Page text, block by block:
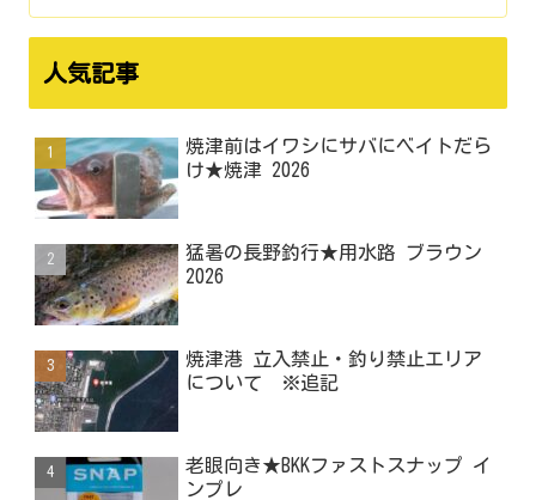
人気記事
焼津前はイワシにサバにベイトだら
け★焼津 2026
猛暑の長野釣行★用水路 ブラウン
2026
焼津港 立入禁止・釣り禁止エリア
について ※追記
老眼向き★BKKファストスナップ イ
ンプレ